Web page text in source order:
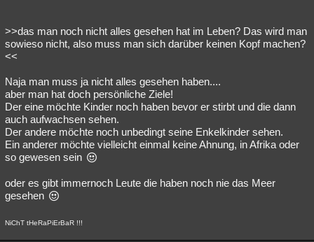
>>das man noch nicht alles gesehen hat im Leben? Das wird man
sowieso nicht, also muss man sich darüber keinen Kopf machen?
<<
Naja man muss ja nicht alles gesehen haben....
aber man hat doch persönliche Ziele!
Der eine möchte Kinder noch haben bevor er stirbt und die dann
auch aufwachsen sehen.
Der andere möchte noch unbedingt seine Enkelkinder sehen.
Ein anderer möchte vielleicht einmal keine Ahnung, in Afrika oder
so gewesen sein
oder es gibt immernoch Leute die haben noch nie das Meer
gesehen
NiChT tHeRaPiErBaR !!!